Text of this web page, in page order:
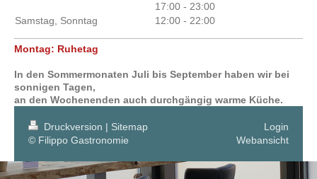
17:00 - 23:00
Samstag, Sonntag
12:00 - 22:00
Montag: Ruhetag
In den Sommermonaten Juli bis September haben wir bei
sonnigen Tagen,
an den Wochenenden auch durchgängig warme Küche.
Druckversion | Sitemap
© Filippo Gastronomie
Login
Webansicht